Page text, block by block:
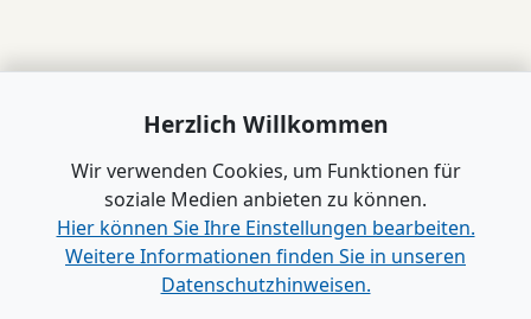
Herzlich Willkommen
Wir verwenden Cookies, um Funktionen für
soziale Medien anbieten zu können.
Hier können Sie Ihre Einstellungen bearbeiten.
Weitere Informationen finden Sie in unseren
Datenschutzhinweisen.